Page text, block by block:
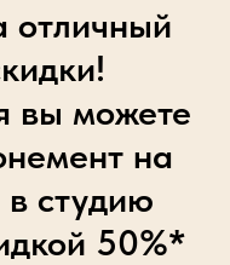
отличный
вы можете
на
в студию
50%*